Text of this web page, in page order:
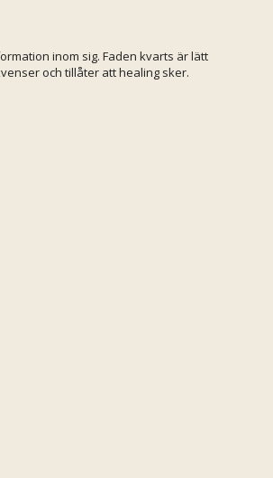
inom sig. Faden kvarts är lätt
och tillåter att healing sker.